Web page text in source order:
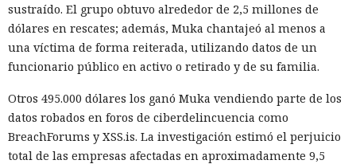
sustraído. El grupo obtuvo alrededor de 2,5 millones de
dólares en rescates; además, Muka chantajeó al menos a
una víctima de forma reiterada, utilizando datos de un
funcionario público en activo o retirado y de su familia.
Otros 495.000 dólares los ganó Muka vendiendo parte de los
datos robados en foros de ciberdelincuencia como
BreachForums y XSS.is. La investigación estimó el perjuicio
total de las empresas afectadas en aproximadamente 9,5
¿Una mujer? Demasiado
atrevido. Las redes neuronales
borraron a las protagonistas de
los cuentos infantiles y las
dejaron con apenas un 2%.